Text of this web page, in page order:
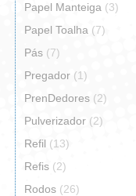
Papel Manteiga (3)
Papel Toalha (7)
Pás (7)
Pregador (1)
PrenDedores (2)
Pulverizador (2)
Refil (13)
Refis (2)
Rodos (26)